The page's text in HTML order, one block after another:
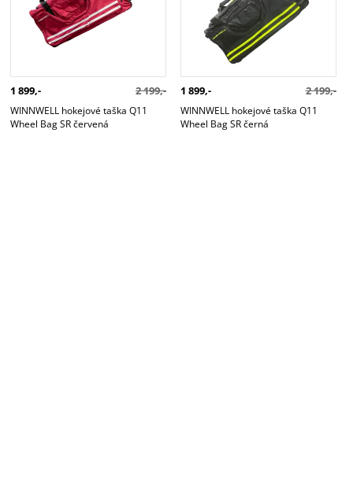
1 899,- 2 199,-
WINNWELL hokejové taška Q11
Wheel Bag SR červená
1 899,- 2 199,-
WINNWELL hokejové taška Q11
Wheel Bag SR černá